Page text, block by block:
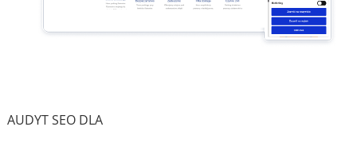
AUDYT SEO DLA